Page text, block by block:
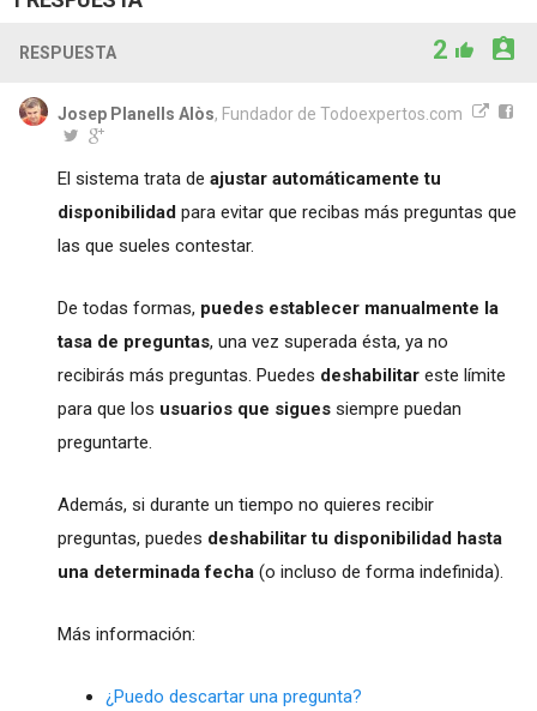
RESPUESTA 2
Josep Planells Alòs, Fundador de Todoexpertos.com
El sistema trata de ajustar automáticamente tu
disponibilidadpara evitar que recibas más preguntas que
las que sueles contestar.
De todas formas, puedes establecer manualmente la
tasa de preguntas, una vez superada ésta, ya no
recibirás más preguntas. Puedes deshabilitareste límite
para que los usuarios que siguessiempre puedan
preguntarte.
Además, si durante un tiempo no quieres recibir
preguntas, puedes deshabilitar tu disponibilidad hasta
una determinada fecha(o incluso de forma indefinida).
Más información:
¿Puedo descartar una pregunta?